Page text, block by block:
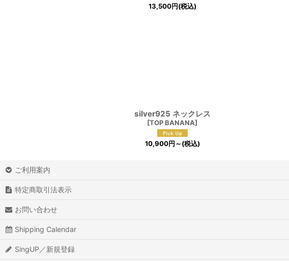
13,500円(税込)
silver925 ネックレス
[TOP BANANA]
10,900円～(税込)
ご利用案内
特定商取引法表示
お問い合わせ
Shipping Calendar
SingUP／新規登録